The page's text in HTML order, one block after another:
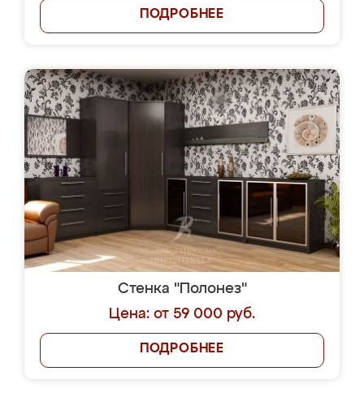
ПОДРОБНЕЕ
Стенка "Полонез"
Цена: от 59 000 руб.
ПОДРОБНЕЕ